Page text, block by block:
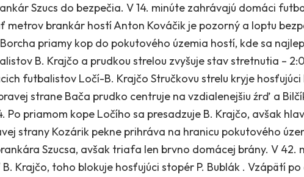
Szucs do bezpečia. V 14. minúte zahrávajú domáci
brankár hostí Anton Kováčik je pozorný a loptu
priamy kop do pokutového územia hostí, kde sa
B. Krajčo a prudkou strelou zvyšuje stav stretnutia –
futbalistov Ločí-B. Krajčo Stručkovu strelu kryje hosťujúci
strane Bača prudko centruje na vzdialenejšiu źrď a
Po priamom kope Ločího sa presadzuje B. Krajčo, avšak
strany Kozárik pekne prihráva na hranicu pokutového
Szucsa, avšak triafa len brvno domácej brány. V 42.
Krajčo, toho blokuje hosťujúci stopér P. Bublák . Vzápätí